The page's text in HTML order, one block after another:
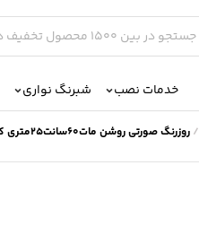
خدمات نصب شبرنگ نواری
/روزرنگ صورتی روشن مات60سانت25متری کد:6030